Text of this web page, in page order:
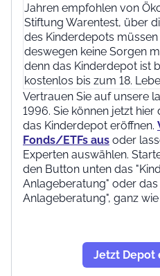
Jahren empfohlen von
Stiftung Warentest, über
des Kinderdepots müssen
deswegen keine Sorgen
denn das Kinderdepot ist
kostenlos bis zum 18.
Vertrauen Sie auf unsere
1996. Sie können jetzt
das Kinderdepot eröffnen.
Fonds/ETFs aus oder
Experten auswählen.
den Button unten das
Anlageberatung" oder
Anlageberatung", ganz
Jetzt Depot